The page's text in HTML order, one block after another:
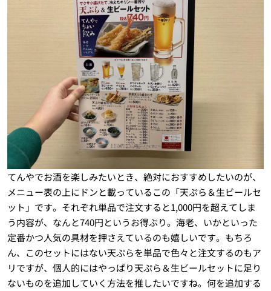
てんやでお酒を楽しみたいとき、絶対におすすめしたいのが、
メニュー表の上にドンと載っているこの「天ぷら＆生ビールセ
ット」です。それぞれ単品で注文すると1,000円を超えてしま
う内容が、なんと740円というお得ぶり。海老、いかといった
定番かつ人気の具材を押さえているのも嬉しいです。もちろ
ん、このセットにはない天ぷらを単品で色々と注文するのもア
リですが、個人的にはやっぱり天ぷら＆生ビールセットに足り
ないものを追加していく方法を推したいですね。何を追加する